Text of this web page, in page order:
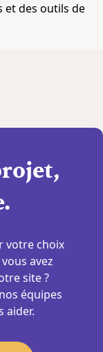
et des outils de
votre choix
avez
site ?
équipes
aider.